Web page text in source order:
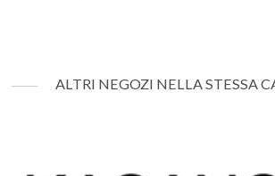
ALTRI NEGOZI NELLA STESSA